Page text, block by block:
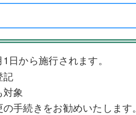
日から施行されます。
記
象
手続きをお勧めいたします